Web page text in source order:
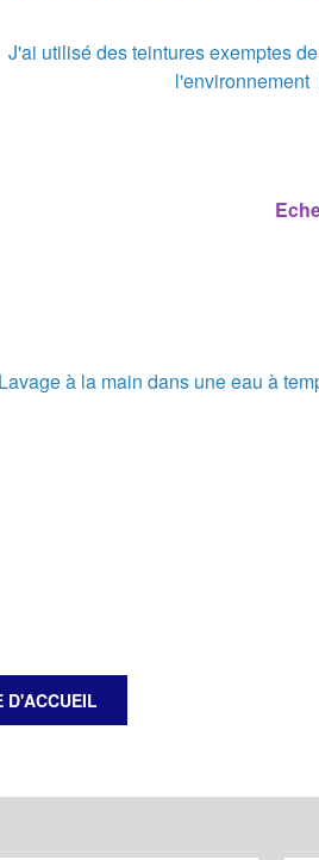
J'ai utilisé des teintures exemptes
l'environnement
Lavage à la main dans une eau à